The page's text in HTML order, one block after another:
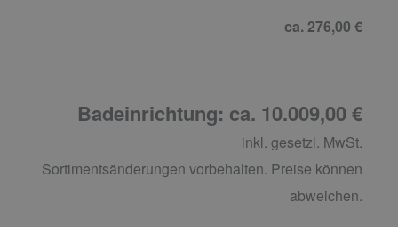
ca. 276,00 €
Badeinrichtung: ca. 10.009,00 €
inkl. gesetzl. MwSt.
Sortimentsänderungen vorbehalten. Preise können
abweichen.